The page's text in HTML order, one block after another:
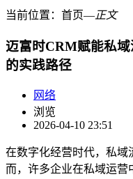
当前位置： 首页―正文
迈富时CRM赋能私
的实践路径
网络
浏览
2026-04-10 23:51
在数字化经营时代，私域
而，许多企业在私域运营